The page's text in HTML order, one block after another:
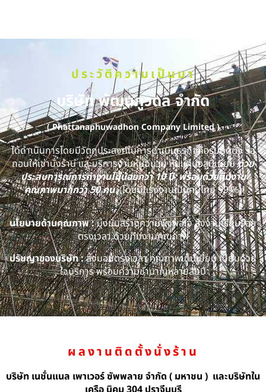
ประวัติความเป็นมา
บริษัท พัฒนภูวดล จำกัด
( Phattanaphuwadhon Company Limited )
ได้ดำเนินการโดยมีวัตถุประสงค์ในการดำเนินธุรกิจคือรับติดตั้ง รื้อ
ถอนให้เช่านั่งร้าน และบริการงานหุ้มฉนวน หุ้มแผ่นอลูมิเนียมด้วย
ประสบการณ์การทำงานไม่น้อยกว่า 10 ปี พร้อมด้วยทีมงาน
คุณภาพมากกว่า 50 คน(โดยมีแรงงานเป็นคนไทย 99 %)
นโยบายด้านคุณภาพ :มุ่งมั่นสร้างความพึงพอใจ ส่งงานเรียบร้อย
ตรงเวลา ด้วยทีมงานคุณภาพ
ปรัชญาของบริษัท :ส่งมอบตรงเวลา คุณภาพเต็มเยี่ยม เปี่ยมด้วย
ใจบริการ พร้อมความชำนาญหลายสิบปี
ผลงานติดตั้งนั่งร้าน
บริษัท เนชั่นแนล เพาเวอร์ ซัพพลาย จำกัด ( มหาชน ) และบริษัทใน